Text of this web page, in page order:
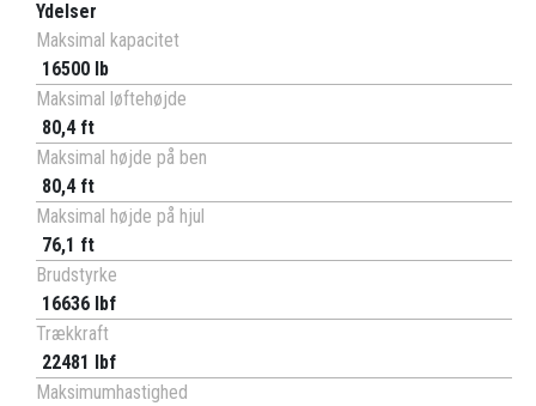
Ydelser
Maksimal kapacitet
16500 lb
Maksimal løftehøjde
80,4 ft
Maksimal højde på ben
80,4 ft
Maksimal højde på hjul
76,1 ft
Brudstyrke
16636 lbf
Trækkraft
22481 lbf
Maksimumhastighed